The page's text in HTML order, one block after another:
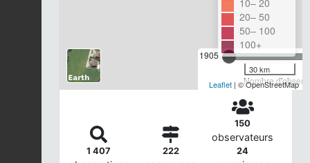
1905
Nombre
20– 50
50– 100
100+
30 km
Leaflet | © OpenStreetMap
1 407 222
150
observateurs
24